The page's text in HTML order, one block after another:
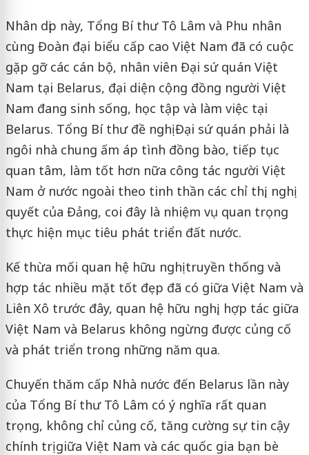
Nhân dịp này, Tổng Bí thư Tô Lâm và Phu nhân
cùng Đoàn đại biểu cấp cao Việt Nam đã có cuộc
gặp gỡ các cán bộ, nhân viên Đại sứ quán Việt
Nam tại Belarus, đại diện cộng đồng người Việt
Nam đang sinh sống, học tập và làm việc tại
Belarus. Tổng Bí thư đề nghị Đại sứ quán phải là
ngôi nhà chung ấm áp tình đồng bào, tiếp tục
quan tâm, làm tốt hơn nữa công tác người Việt
Nam ở nước ngoài theo tinh thần các chỉ thị, nghị
quyết của Đảng, coi đây là nhiệm vụ quan trọng
thực hiện mục tiêu phát triển đất nước.
Kế thừa mối quan hệ hữu nghị truyền thống và
hợp tác nhiều mặt tốt đẹp đã có giữa Việt Nam và
Liên Xô trước đây, quan hệ hữu nghị, hợp tác giữa
Việt Nam và Belarus không ngừng được củng cố
và phát triển trong những năm qua.
Chuyến thăm cấp Nhà nước đến Belarus lần này
của Tổng Bí thư Tô Lâm có ý nghĩa rất quan
trọng, không chỉ củng cố, tăng cường sự tin cậy
chính trị giữa Việt Nam và các quốc gia bạn bè